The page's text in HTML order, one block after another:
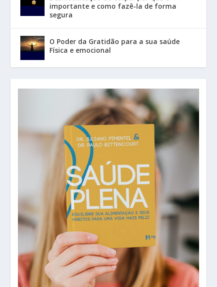
importante e como fazê-la de forma
segura
O Poder da Gratidão para a sua saúde
Física e emocional